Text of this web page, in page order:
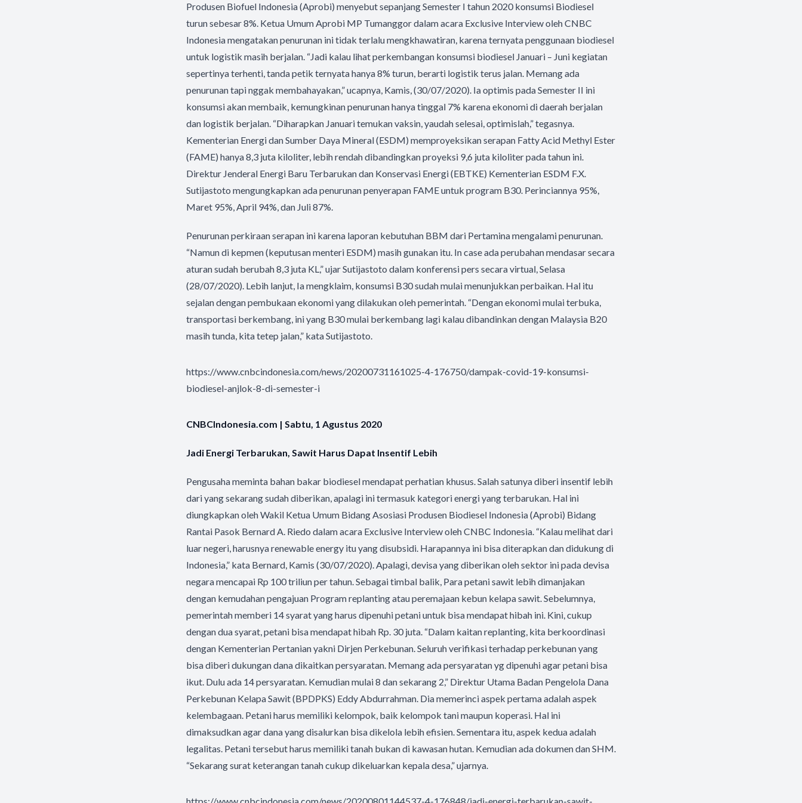
Produsen Biofuel Indonesia (Aprobi) menyebut sepanjang Semester I tahun 2020 konsumsi Biodiesel
turun sebesar 8%. Ketua Umum Aprobi MP Tumanggor dalam acara Exclusive Interview oleh CNBC
Indonesia mengatakan penurunan ini tidak terlalu mengkhawatiran, karena ternyata penggunaan biodiesel
untuk logistik masih berjalan. “Jadi kalau lihat perkembangan konsumsi biodiesel Januari – Juni kegiatan
sepertinya terhenti, tanda petik ternyata hanya 8% turun, berarti logistik terus jalan. Memang ada
penurunan tapi nggak membahayakan,” ucapnya, Kamis, (30/07/2020). Ia optimis pada Semester II ini
konsumsi akan membaik, kemungkinan penurunan hanya tinggal 7% karena ekonomi di daerah berjalan
dan logistik berjalan. “Diharapkan Januari temukan vaksin, yaudah selesai, optimislah,” tegasnya.
Kementerian Energi dan Sumber Daya Mineral (ESDM) memproyeksikan serapan Fatty Acid Methyl Ester
(FAME) hanya 8,3 juta kiloliter, lebih rendah dibandingkan proyeksi 9,6 juta kiloliter pada tahun ini.
Direktur Jenderal Energi Baru Terbarukan dan Konservasi Energi (EBTKE) Kementerian ESDM F.X.
Sutijastoto mengungkapkan ada penurunan penyerapan FAME untuk program B30. Perinciannya 95%,
Maret 95%, April 94%, dan Juli 87%.
Penurunan perkiraan serapan ini karena laporan kebutuhan BBM dari Pertamina mengalami penurunan.
“Namun di kepmen (keputusan menteri ESDM) masih gunakan itu. In case ada perubahan mendasar secara
aturan sudah berubah 8,3 juta KL,” ujar Sutijastoto dalam konferensi pers secara virtual, Selasa
(28/07/2020). Lebih lanjut, Ia mengklaim, konsumsi B30 sudah mulai menunjukkan perbaikan. Hal itu
sejalan dengan pembukaan ekonomi yang dilakukan oleh pemerintah. “Dengan ekonomi mulai terbuka,
transportasi berkembang, ini yang B30 mulai berkembang lagi kalau dibandinkan dengan Malaysia B20
masih tunda, kita tetep jalan,” kata Sutijastoto.
https://www.cnbcindonesia.com/news/20200731161025-4-176750/dampak-covid-19-konsumsi-
biodiesel-anjlok-8-di-semester-i
CNBCIndonesia.com | Sabtu, 1 Agustus 2020
Jadi Energi Terbarukan, Sawit Harus Dapat Insentif Lebih
Pengusaha meminta bahan bakar biodiesel mendapat perhatian khusus. Salah satunya diberi insentif lebih
dari yang sekarang sudah diberikan, apalagi ini termasuk kategori energi yang terbarukan. Hal ini
diungkapkan oleh Wakil Ketua Umum Bidang Asosiasi Produsen Biodiesel Indonesia (Aprobi) Bidang
Rantai Pasok Bernard A. Riedo dalam acara Exclusive Interview oleh CNBC Indonesia. “Kalau melihat dari
luar negeri, harusnya renewable energy itu yang disubsidi. Harapannya ini bisa diterapkan dan didukung di
Indonesia,” kata Bernard, Kamis (30/07/2020). Apalagi, devisa yang diberikan oleh sektor ini pada devisa
negara mencapai Rp 100 triliun per tahun. Sebagai timbal balik, Para petani sawit lebih dimanjakan
dengan kemudahan pengajuan Program replanting atau peremajaan kebun kelapa sawit. Sebelumnya,
pemerintah memberi 14 syarat yang harus dipenuhi petani untuk bisa mendapat hibah ini. Kini, cukup
dengan dua syarat, petani bisa mendapat hibah Rp. 30 juta. “Dalam kaitan replanting, kita berkoordinasi
dengan Kementerian Pertanian yakni Dirjen Perkebunan. Seluruh verifikasi terhadap perkebunan yang
bisa diberi dukungan dana dikaitkan persyaratan. Memang ada persyaratan yg dipenuhi agar petani bisa
ikut. Dulu ada 14 persyaratan. Kemudian mulai 8 dan sekarang 2,” Direktur Utama Badan Pengelola Dana
Perkebunan Kelapa Sawit (BPDPKS) Eddy Abdurrahman. Dia memerinci aspek pertama adalah aspek
kelembagaan. Petani harus memiliki kelompok, baik kelompok tani maupun koperasi. Hal ini
dimaksudkan agar dana yang disalurkan bisa dikelola lebih efisien. Sementara itu, aspek kedua adalah
legalitas. Petani tersebut harus memiliki tanah bukan di kawasan hutan. Kemudian ada dokumen dan SHM.
“Sekarang surat keterangan tanah cukup dikeluarkan kepala desa,” ujarnya.